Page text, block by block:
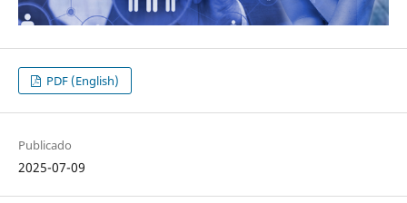
PDF (English)
Publicado
2025-07-09